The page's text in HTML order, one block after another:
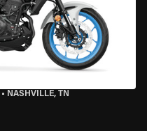
• NASHVILLE, TN